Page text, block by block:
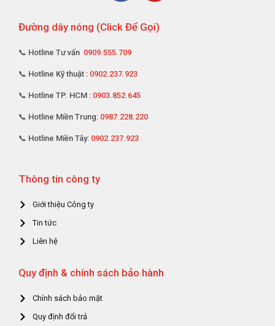
Đường dây nóng (Click Để Gọi)
📞 Hotline Tư vấn 0909.555.709
📞 Hotline Kỹ thuật : 0902.237.923
📞 Hotline TP. HCM : 0903.852.645
📞 Hotline Miền Trung: 0987.228.220
📞 Hotline Miền Tây: 0902.237.923
Thông tin công ty
Giới thiệu Công ty
Tin tức
Liên hệ
Quy định & chính sách bảo hành
Chính sách bảo mật
Quy định đổi trả